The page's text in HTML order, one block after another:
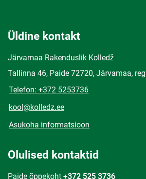
Üldine kontakt
Järvamaa Rakenduslik Kolledž
Tallinna 46, Paide 72720, Järvamaa,
Telefon: +372 5253736
kool@kolledz.ee
Asukoha informatsioon
Olulised kontaktid
Paide õppekoht +372 525 3736